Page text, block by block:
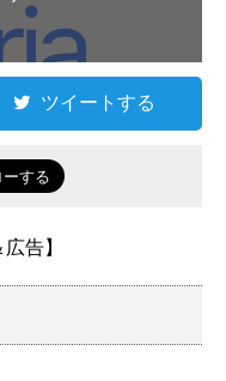
ツイートする
告】